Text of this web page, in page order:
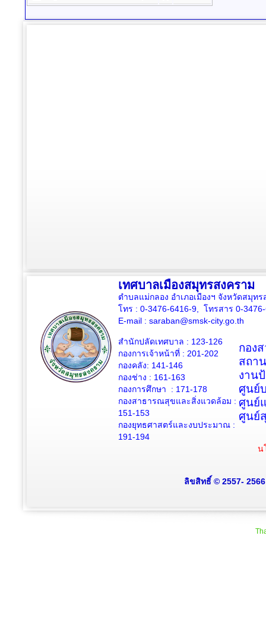
เทศบาลเมืองสมุทรสงคราม
ตำบลแม่กลอง อำเภอเมืองฯ จังหวัดสมุท
โทร : 0-3476-6416-9, โทรสาร 0-
E-mail : saraban@smsk-city.go.th
สำนักปลัดเทศบาล : 123-126
กองการเจ้าหน้าที่ : 201-202
กองคลัง: 141-146
กองช่าง : 161-163
กองการศึกษา : 171-178
กองสาธารณสุขและสิ่งแวดล้อม :
151-153
กองยุทธศาสตร์และงบประมาณ :
191-194
กอง
สถา
งาน
ศูนย์
ศูนย์
ศูนย์
น
ลิขสิทธิ์ © 2557-